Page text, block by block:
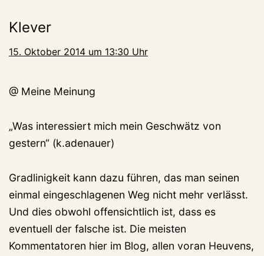
Klever
15. Oktober 2014 um 13:30 Uhr
@ Meine Meinung
„Was interessiert mich mein Geschwätz von
gestern“ (k.adenauer)
Gradlinigkeit kann dazu führen, das man seinen
einmal eingeschlagenen Weg nicht mehr verlässt.
Und dies obwohl offensichtlich ist, dass es
eventuell der falsche ist. Die meisten
Kommentatoren hier im Blog, allen voran Heuvens,